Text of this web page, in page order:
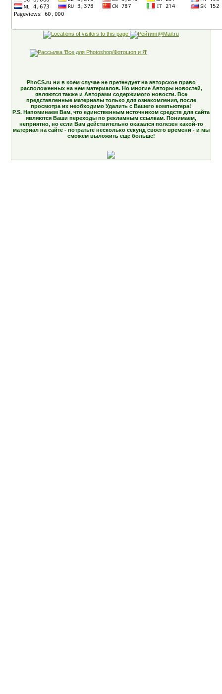
PhoCS.ru ни в коем случае не претендует на авторское право
расположенных на нем материалов. Но многие Авторы новостей,
являются также и Авторами содержимого новости. Все
представленные материалы только для ознакомления, после
просмотра их необходимо Удалить с Вашего компьютера!
P.S. Напоминаем Вам, что единственным источником средств для сайта
являются Ваши переходы по рекламным ссылкам. Понимаем,
неприятно, но если Вам действительно оказался полезен какой-то
материал на сайте - потратьте несколько секунд своего времени - и мы
сможем выложить еще больше!